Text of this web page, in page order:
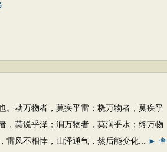
万物者，莫疾乎雷；桡万物者，莫疾乎
，莫说乎泽；润万物者，莫润乎水；终万物
雷风不相悖，山泽通气，然后能变化...
► 查